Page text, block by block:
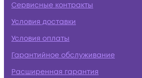
Сервисные контракты
Условия доставки
Условия оплаты
Гарантийное обслуживание
Расширенная гарантия